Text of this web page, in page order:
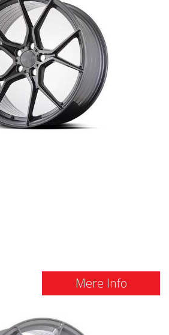
Mere Info